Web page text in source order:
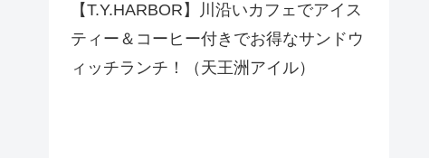
【T.Y.HARBOR】川沿いカフェでアイス
ティー＆コーヒー付きでお得なサンドウ
ィッチランチ！（天王洲アイル）